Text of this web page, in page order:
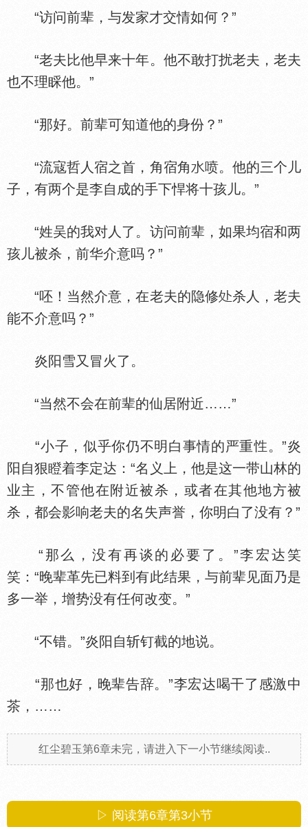
“访问前辈，与发家才交情如何？”
“老夫比他早来十年。他不敢打扰老夫，老夫
也不理睬他。”
“那好。前辈可知道他的身份？”
“流寇哲人宿之首，角宿角
喷。他的三个儿
子，有两个是李自成的手下悍将十孩儿。”
“姓吴的我对人了。访问前辈，如果均宿和两
孩儿被杀，前华介意吗？”
“呸！当然介意，在老夫的隐修
杀人，老夫
能不介意吗？”
炎阳雪又冒火了。
“当然不会在前辈的仙居附近……”
“小子，似乎你仍不明白事情的严重
。”炎
阳自狠瞪着李定达：“名义上，他是这一带山林的
业主，不管他在附近被杀，或者在其他地方被
杀，都会影响老夫的名失声誉，你明白了没有？”
“那么，没有再谈的必要了。”李宏达笑
笑：“晚辈革先已料到有此结果，与前辈见面乃是
多一举，增势没有任何改变。”
“不错。”炎阳自斩钉截的地说。
“那也好，晚辈告辞。”李宏达喝干了感激中
茶，……
红尘碧玉第6章未完，请进入下一小节继续阅读..
▷ 阅读第6章第3小节